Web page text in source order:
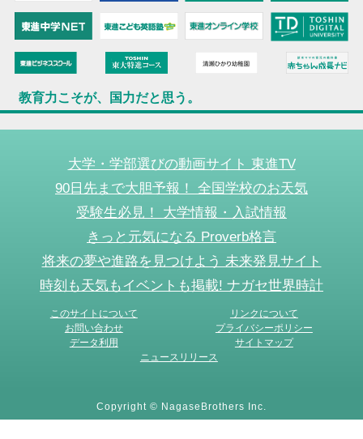
教育力こそが、国力だと思う。
大学・学部選びの動画サイト 東進TV
90日先まで大胆予報！ 全国学校のお天気
受験生必見！ 大学情報・入試情報
きっと元気になる Proverb格言
将来の夢や進路を見つけよう 未来発見サイト
時刻も天気もイベントも掲載! ナガセ世界時計
このサイトについて
リンクについて
お問い合わせ
プライバシーポリシー
データ利用
サイトマップ
ニュースリリース
Copyright © NagaseBrothers Inc.